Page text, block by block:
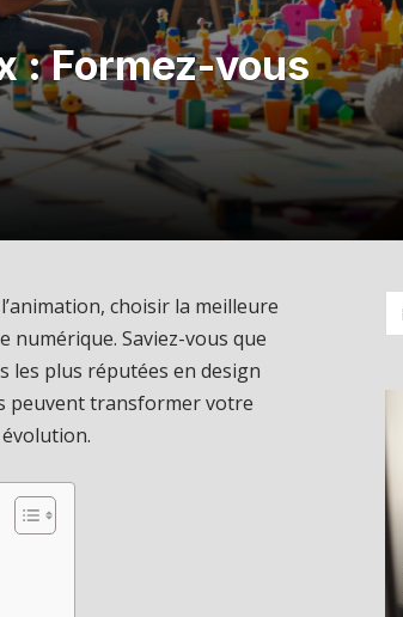
: Formez-vous
choisir la meilleure
Saviez-vous que
les plus réputées en design
peuvent transformer votre